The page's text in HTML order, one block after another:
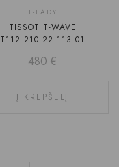
T-LADY
TISSOT T-WAVE
T112.210.22.113.01
480 €
Į KREPŠELĮ